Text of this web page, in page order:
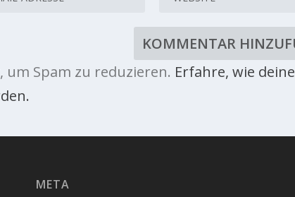
um Spam zu reduzieren. Erfahre, wie deine
META